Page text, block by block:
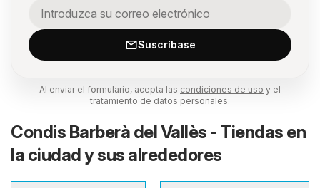
Suscríbase
Al enviar el formulario, acepta las condiciones de uso y el
tratamiento de datos personales.
Condis Barberà del Vallès - Tiendas en
la ciudad y sus alrededores